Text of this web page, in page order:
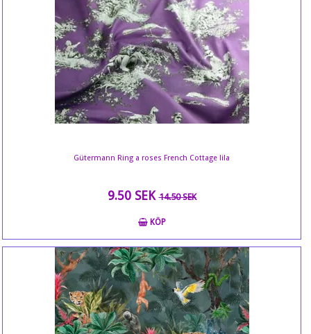
Gütermann Ring a roses French Cottage lila
9.50 SEK14.50 SEK
KÖP